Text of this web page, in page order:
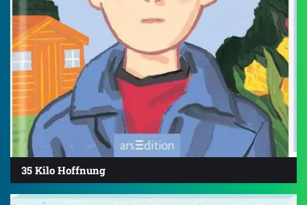
35 Kilo Hoffnung